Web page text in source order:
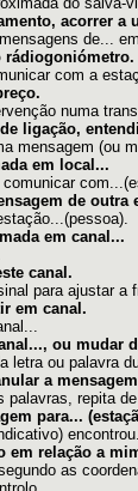
acorrer a
de...
rádiogoniómetro.
com a
numa
ligação,
mensagem (ou
em local...
de outra
em canal...
canal.
para ajustar a
em canal.
ou mudar
letra ou palavra
a
palavras, repita
para...
em relação a
as